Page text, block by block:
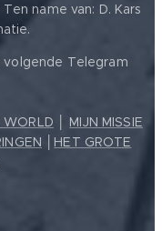
name van: D. Kars
volgende Telegram
WORLD
MIJN MISSIE
HET GROTE